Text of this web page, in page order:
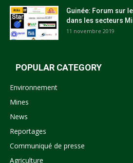
Guinée: Forum sur
dans les secteurs
11 novembre 2019
POPULAR CATEGORY
Environnement
Mines
News
Reportages
Communiqué de presse
Agriculture